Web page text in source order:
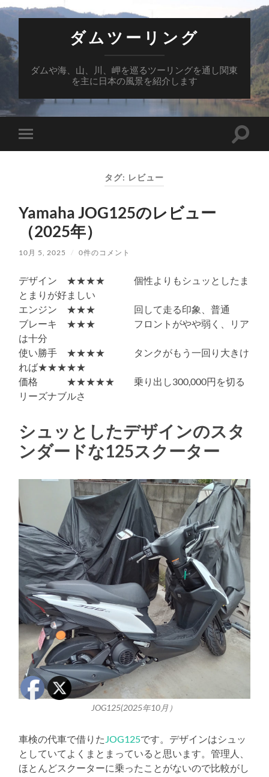
ダムツーリング
ダムや海、山、川、岬を巡るツーリングを通し関東
を主に日本の風景を紹介します
モ
バ
ー
を
切
り
替
え
検
タグ: レビュー
Yamaha JOG125のレビュー
（2025年）
10月 5, 2025 / 0件のコメント
デザイン ★★★★ 個性よりもシュッとしたま
とまりが好ましい
エンジン ★★★ 回して走る印象、普通
ブレーキ ★★★ フロントがやや弱く、リア
は十分
使い勝手 ★★★★ タンクがもう一回り大きけ
れば★★★★★
価格 ★★★★★ 乗り出し300,000円を切る
リーズナブルさ
シュッとしたデザインのスタ
ンダードな125スクーター
JOG125(2025年10月）
車検の代車で借りた JOG125です。デザインはシュッ
としていてよくまとまっていると思います。管理人、
ほとんどスクーターに乗ったことがないので比較がし